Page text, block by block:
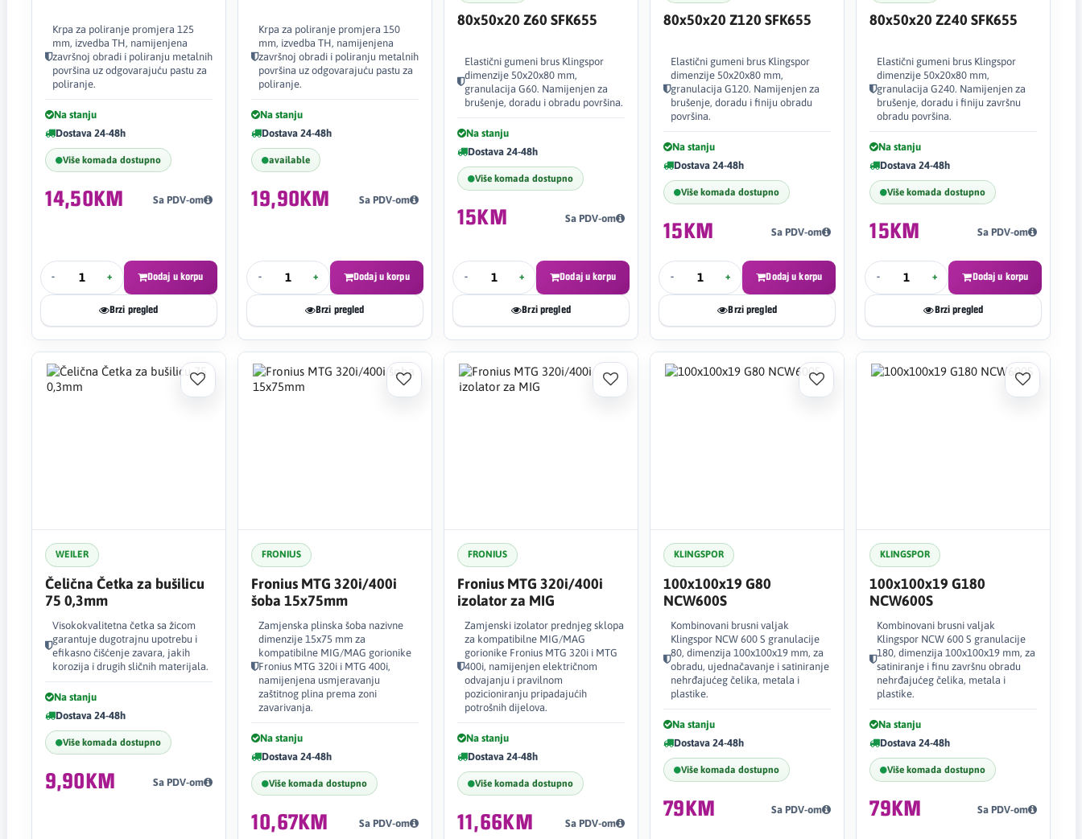
Krpa za poliranje promjera 125
mm, izvedba TH, namijenjena
završnoj obradi i poliranju metalnih
površina uz odgovarajuću pastu za
poliranje.
Na stanju
Dostava 24-48h
Više komada dostupno
14,50KM Sa PDV-om
- + Dodaj u korpu
Brzi pregled
Krpa za poliranje promjera 150
mm, izvedba TH, namijenjena
završnoj obradi i poliranju metalnih
površina uz odgovarajuću pastu za
poliranje.
Na stanju
Dostava 24-48h
available
19,90KM Sa PDV-om
- + Dodaj u korpu
Brzi pregled
80x50x20 Z60 SFK655
Elastični gumeni brus Klingspor
dimenzije 50x20x80 mm,
granulacija G60. Namijenjen za
brušenje, doradu i obradu površina.
Na stanju
Dostava 24-48h
Više komada dostupno
15KM Sa PDV-om
- + Dodaj u korpu
Brzi pregled
80x50x20 Z120 SFK655
Elastični gumeni brus Klingspor
dimenzije 50x20x80 mm,
granulacija G120. Namijenjen za
brušenje, doradu i finiju obradu
površina.
Na stanju
Dostava 24-48h
Više komada dostupno
15KM Sa PDV-om
- + Dodaj u korpu
Brzi pregled
80x50x20 Z240 SFK655
Elastični gumeni brus Klingspor
dimenzije 50x20x80 mm,
granulacija G240. Namijenjen za
brušenje, doradu i finiju završnu
obradu površina.
Na stanju
Dostava 24-48h
Više komada dostupno
15KM Sa PDV-om
- + Dodaj u korpu
Brzi pregled
WEILER
Čelična Četka za bušilicu
75 0,3mm
Visokokvalitetna četka sa žicom
garantuje dugotrajnu upotrebu i
efikasno čišćenje zavara, jakih
korozija i drugih sličnih materijala.
Na stanju
Dostava 24-48h
Više komada dostupno
9,90KM Sa PDV-om
FRONIUS
Fronius MTG 320i/400i
šoba 15x75mm
Zamjenska plinska šoba nazivne
dimenzije 15x75 mm za
kompatibilne MIG/MAG gorionike
Fronius MTG 320i i MTG 400i,
namijenjena usmjeravanju
zaštitnog plina prema zoni
zavarivanja.
Na stanju
Dostava 24-48h
Više komada dostupno
10,67KM Sa PDV-om
FRONIUS
Fronius MTG 320i/400i
izolator za MIG
Zamjenski izolator prednjeg sklopa
za kompatibilne MIG/MAG
gorionike Fronius MTG 320i i MTG
400i, namijenjen električnom
odvajanju i pravilnom
pozicioniranju pripadajućih
potrošnih dijelova.
Na stanju
Dostava 24-48h
Više komada dostupno
11,66KM Sa PDV-om
KLINGSPOR
100x100x19 G80
NCW600S
Kombinovani brusni valjak
Klingspor NCW 600 S granulacije
80, dimenzija 100x100x19 mm, za
obradu, ujednačavanje i satiniranje
nehrđajućeg čelika, metala i
plastike.
Na stanju
Dostava 24-48h
Više komada dostupno
79KM Sa PDV-om
KLINGSPOR
100x100x19 G180
NCW600S
Kombinovani brusni valjak
Klingspor NCW 600 S granulacije
180, dimenzija 100x100x19 mm, za
satiniranje i finu završnu obradu
nehrđajućeg čelika, metala i
plastike.
Na stanju
Dostava 24-48h
Više komada dostupno
79KM Sa PDV-om